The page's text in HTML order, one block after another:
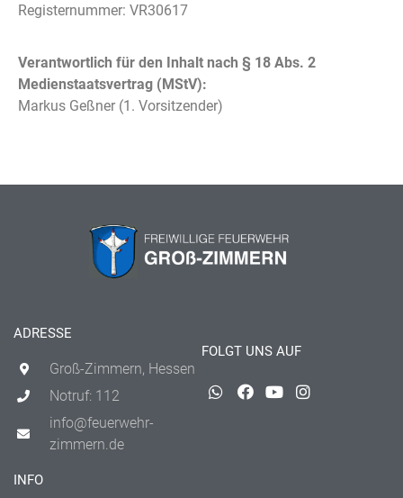
Registernummer: VR30617
Verantwortlich für den Inhalt nach § 18 Abs. 2
Medienstaatsvertrag (MStV):
Markus Geßner (1. Vorsitzender)
ADRESSE
Groß-Zimmern, Hessen
Notruf: 112
info@feuerwehr-
zimmern.de
FOLGT UNS AUF
INFO